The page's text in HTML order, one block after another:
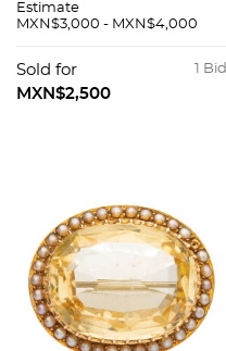
35.5 g.
Estimate
MXN$3,000 - MXN$4,000
1 Bid
Sold for
MXN$2,500